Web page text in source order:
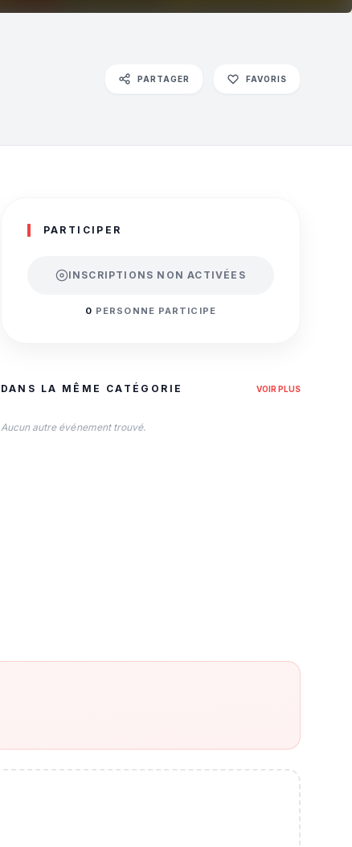
PARTAGER FAVORIS
PARTICIPER
INSCRIPTIONS NON ACTIVÉES
0 PERSONNE PARTICIPE
DANS LA MÊME CATÉGORIE VOIR PLUS
Aucun autre événement trouvé.